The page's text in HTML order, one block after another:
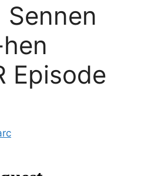
Sennen
Episode